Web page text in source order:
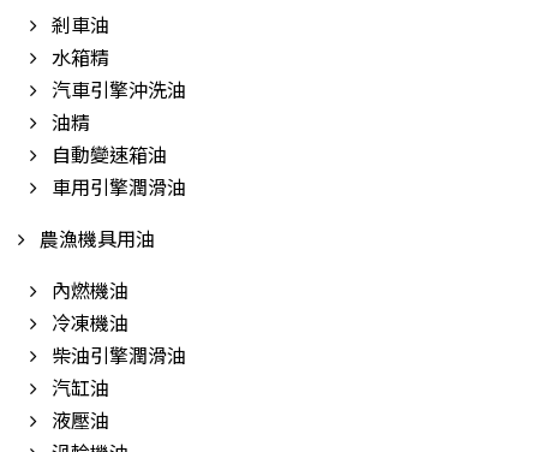
剎車油
水箱精
汽車引擎沖洗油
油精
自動變速箱油
車用引擎潤滑油
農漁機具用油
內燃機油
冷凍機油
柴油引擎潤滑油
汽缸油
液壓油